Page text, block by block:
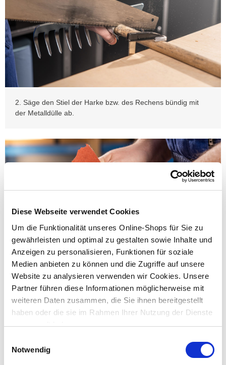
Diese Webseite verwendet Cookies
Um die Funktionalität unseres Online-Shops für Sie zu
gewährleisten und optimal zu gestalten sowie Inhalte und
Anzeigen zu personalisieren, Funktionen für soziale
Medien anbieten zu können und die Zugriffe auf unsere
Website zu analysieren verwenden wir Cookies. Unsere
Partner führen diese Informationen möglicherweise mit
weiteren Daten zusammen, die Sie ihnen bereitgestellt
haben oder die sie im Rahmen Ihrer Nutzung der Dienste
gesammelt haben.
Notwendig
2. Säge den Stiel der Harke bzw. des Rechens bündig mit
der Metalldülle ab.
3. Schleife die Flächen und Kanten der Holzleiste ab und
raue das Metall des Rechenkopfs etwas an. Entferne danach
den Holz- und Metallstaub.